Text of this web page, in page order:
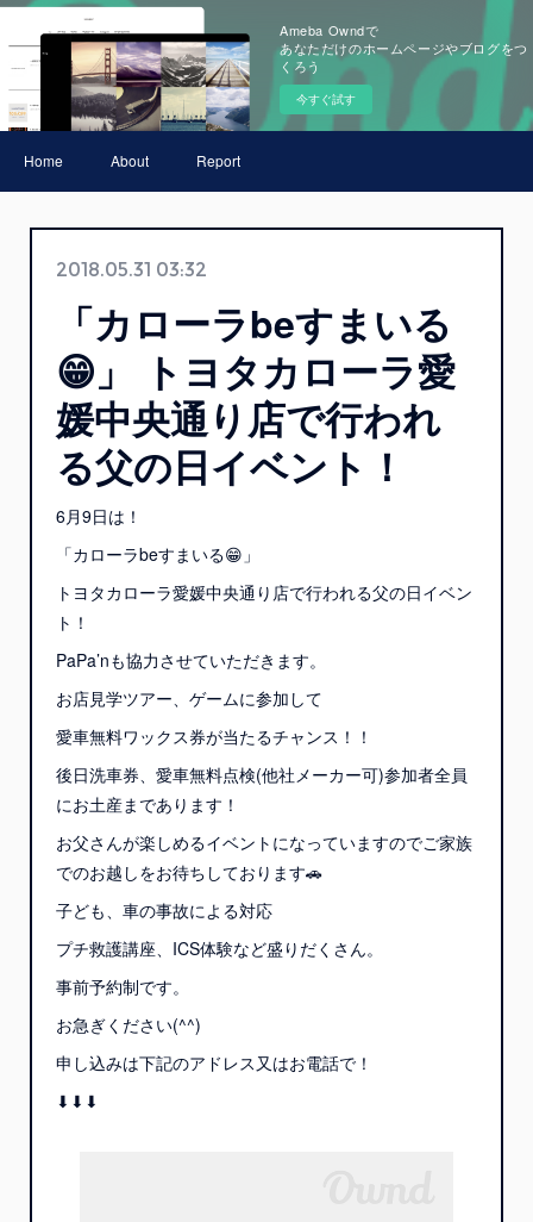
Ameba Owndで
あなただけのホームページやブログをつ
くろう
今すぐ試す
Home About Report
2018.05.31 03:32
「カローラbeすまいる
😁」 トヨタカローラ愛
媛中央通り店で行われ
る父の日イベント！
6月9日は！
「カローラbeすまいる😁」
トヨタカローラ愛媛中央通り店で行われる父の日イベン
ト！
PaPa’nも協力させていただきます。
お店見学ツアー、ゲームに参加して
愛車無料ワックス券が当たるチャンス！！
後日洗車券、愛車無料点検(他社メーカー可)参加者全員
にお土産まであります！
お父さんが楽しめるイベントになっていますのでご家族
でのお越しをお待ちしております🚗
子ども、車の事故による対応
プチ救護講座、ICS体験など盛りだくさん。
事前予約制です。
お急ぎください(^^)
申し込みは下記のアドレス又はお電話で！
⬇︎⬇︎⬇︎